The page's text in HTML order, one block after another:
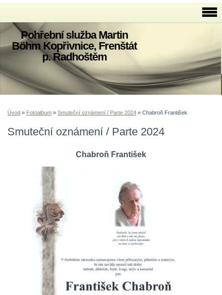
Pohřební služba Martin
Böhm Kopřivnice, Frenštát
p. Radhoštěm
Úvod » Fotoalbum » Smuteční oznámení / Parte 2024 » Chabroň František
Smuteční oznámení / Parte 2024
Chabroň František